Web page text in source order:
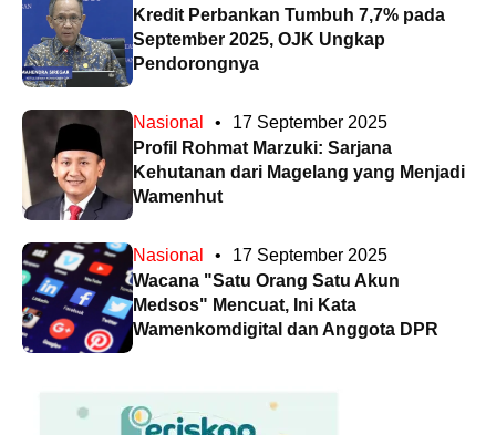
Kredit Perbankan Tumbuh 7,7% pada
September 2025, OJK Ungkap
Pendorongnya
Nasional •
17 September 2025
Profil Rohmat Marzuki: Sarjana
Kehutanan dari Magelang yang Menjadi
Wamenhut
Nasional •
17 September 2025
Wacana "Satu Orang Satu Akun
Medsos" Mencuat, Ini Kata
Wamenkomdigital dan Anggota DPR